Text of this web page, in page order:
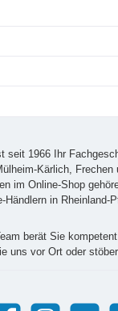
seit 1966 Ihr
Kärlich, Frechen
im Online-Shop
Händlern in Rheinland-
berät Sie
uns vor Ort oder